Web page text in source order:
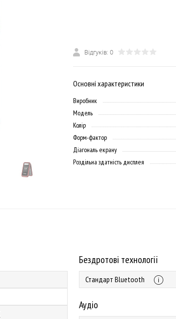
Відгуків: 0
Основні характеристики
Виробник
Модель
Колір
Форм-фактор
Діагональ екрану
Роздільна здатність дисплея
Бездротові технології
Стандарт Bluetooth
Аудіо